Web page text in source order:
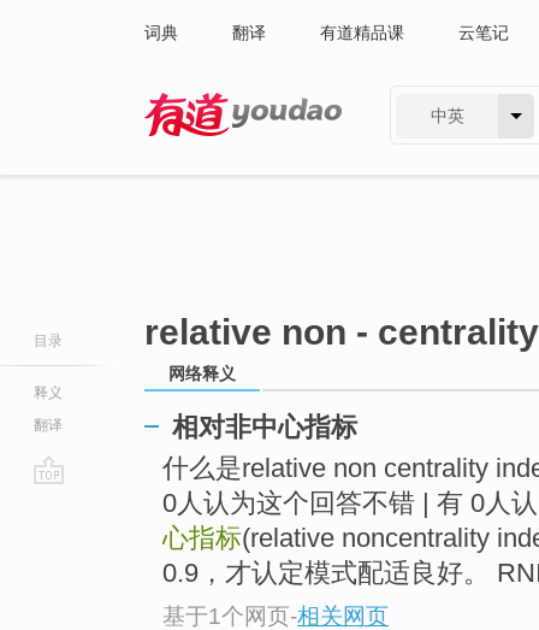
词典 翻译 有道精品课 云笔记
中英
目录
释义
翻译
relative non -
网络释义
相对非中心指标
什么是relative non centrality
0人认为这个回答不错 | 有 0人
心指标(relative noncentrality
0.9，才认定模式配适良好。
基于1个网页-相关网页